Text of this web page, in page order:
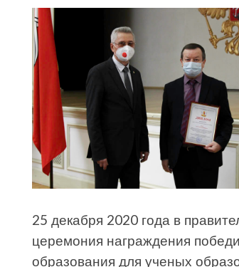
25 декабря 2020 года в
церемония награждения
образования для ученых